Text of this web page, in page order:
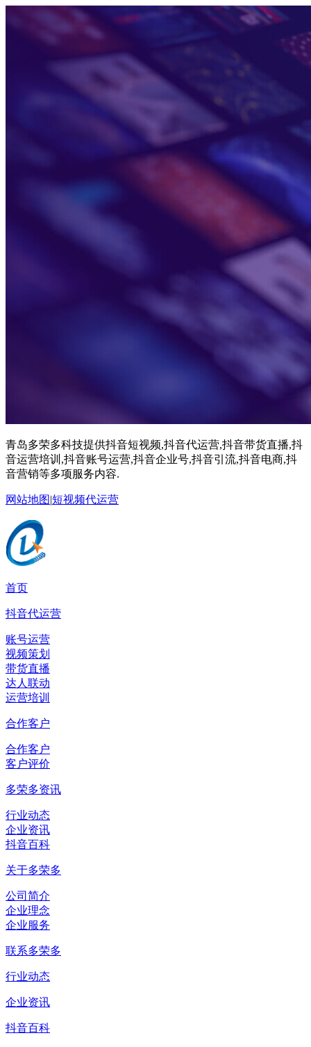
青岛多荣多科技提供抖音短视频,抖音代运营,抖音带货直播,抖
音运营培训,抖音账号运营,抖音企业号,抖音引流,抖音电商,抖
音营销等多项服务内容.
网站地图|短视频代运营
首页
抖音代运营
账号运营
视频策划
带货直播
达人联动
运营培训
合作客户
合作客户
客户评价
多荣多资讯
行业动态
企业资讯
抖音百科
关于多荣多
公司简介
企业理念
企业服务
联系多荣多
行业动态
企业资讯
抖音百科